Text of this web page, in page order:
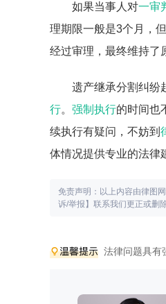
如果当事人对一审
理期限一般是3个月，
经过审理，最终维持了
遗产继承分割纠纷
行。 强制执行的时间也
续执行有疑问，不妨到
体情况提供专业的法律
免责声明：以上内容由律图
诉/举报】联系我们更正或删除
法律问题具有